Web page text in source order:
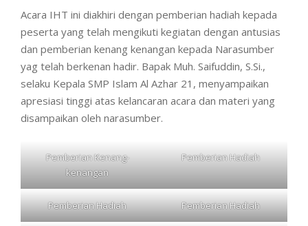
Acara IHT ini diakhiri dengan pemberian hadiah kepada
peserta yang telah mengikuti kegiatan dengan antusias
dan pemberian kenang kenangan kepada Narasumber
yag telah berkenan hadir. Bapak Muh. Saifuddin, S.Si.,
selaku Kepala SMP Islam Al Azhar 21, menyampaikan
apresiasi tinggi atas kelancaran acara dan materi yang
disampaikan oleh narasumber.
Pemberian Kenang-
kenangan
Pemberian Hadiah
Pemberian Hadiah Pemberian Hadiah